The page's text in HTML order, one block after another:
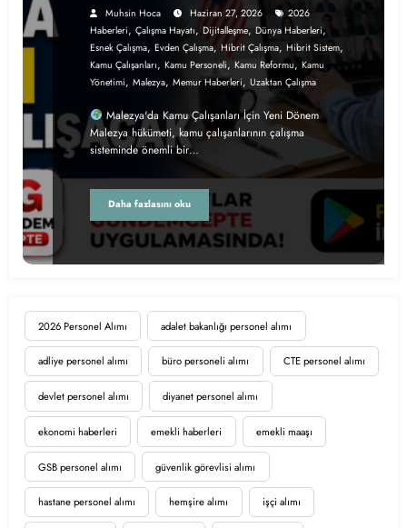
2026 Personel Alımı adalet bakanlığı personel alımı
adliye personel alımı büro personeli alımı CTE personel alımı
devlet personel alımı diyanet personel alımı
ekonomi haberleri emekli haberleri emekli maaşı
GSB personel alımı güvenlik görevlisi alımı
hastane personel alımı hemşire alımı işçi alımı
Muhsin Hoca Haziran 27, 2026
2026
Haberleri, Çalışma Hayatı, Dijitalleşme, Dünya Haberleri,
Esnek Çalışma, Evden Çalışma, Hibrit Çalışma, Hibrit Sistem,
Kamu Çalışanları, Kamu Personeli, Kamu Reformu, Kamu
Yönetimi, Malezya, Memur Haberleri, Uzaktan Çalışma
Malezya'da Kamu Çalışanları İçin Yeni Dönem
Malezya hükümeti, kamu çalışanlarının çalışma
sisteminde önemli bir…
Daha fazlasını oku